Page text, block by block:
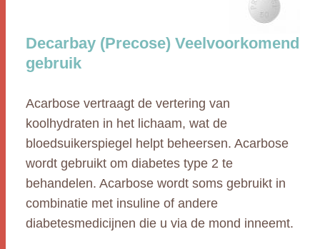
Decarbay (Precose) Veelvoorkomend
gebruik
Acarbose vertraagt de vertering van
koolhydraten in het lichaam, wat de
bloedsuikerspiegel helpt beheersen. Acarbose
wordt gebruikt om diabetes type 2 te
behandelen. Acarbose wordt soms gebruikt in
combinatie met insuline of andere
diabetesmedicijnen die u via de mond inneemt.